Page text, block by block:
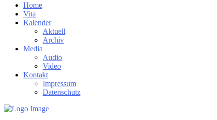
Home
Vita
Kalender
Aktuell
Archiv
Media
Audio
Video
Kontakt
Impressum
Datenschutz